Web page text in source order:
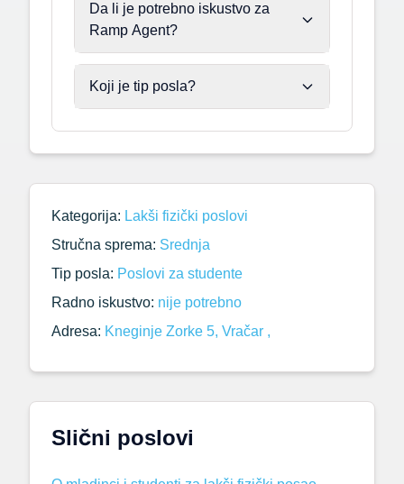
Da li je potrebno iskustvo za
Ramp Agent?
Koji je tip posla?
Slični poslovi
Kategorija: Lakši fizički poslovi
Stručna sprema: Srednja
Tip posla: Poslovi za studente
Radno iskustvo: nije potrebno
Adresa: Kneginje Zorke 5, Vračar ,